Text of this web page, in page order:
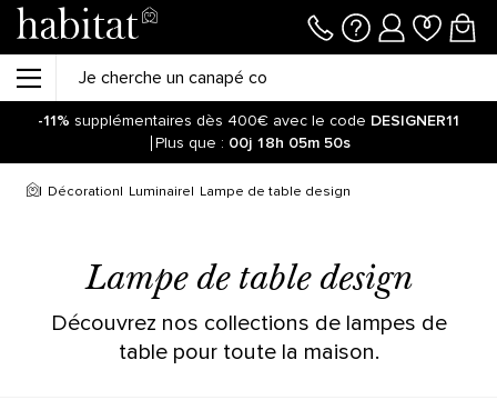
-11% supplémentaires dès 400€ avec le code DESIGNER11
Plus que : 00j 18h 05m 50s
Décoration Luminaire Lampe de table design
Lampe de table design
Découvrez nos collections de lampes de
table pour toute la maison.